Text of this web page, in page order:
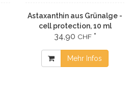
Astaxanthin aus Grünalge -
cell protection, 10 ml
34,90 CHF*
Mehr Infos